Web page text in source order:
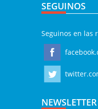
SEGUINOS
Seguinos en las
NEWSLETTER